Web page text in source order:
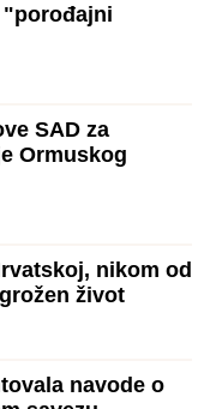
"porođajni
SAD za
Ormuskog
nikom od
život
navode o